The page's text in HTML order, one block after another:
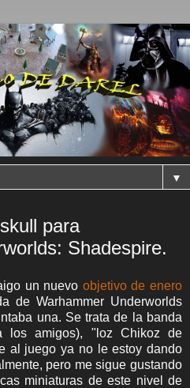
▼
para
Shadespire.
un nuevo objetivo de enero
de Warhammer Underworlds
una. Se trata de la banda
los amigos), "loz Chikoz de
al juego ya no le estoy dando
pero me sigue gustando
miniaturas de este nivel de